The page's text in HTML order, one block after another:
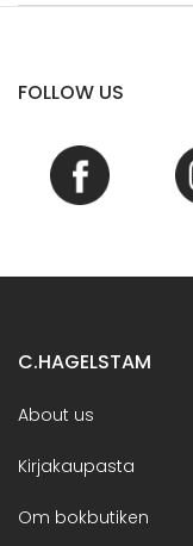
FOLLOW US
C.HAGELSTAM
About us
Kirjakaupasta
Om bokbutiken